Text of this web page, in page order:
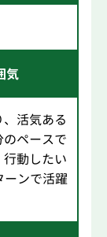
気
活気ある
ペースで
動したい
ンで活躍